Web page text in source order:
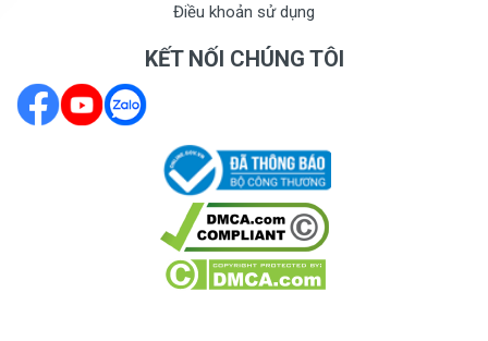
Điều khoản sử dụng
KẾT NỐI CHÚNG TÔI